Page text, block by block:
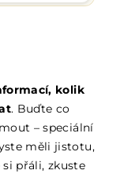
kolik
. Buďte co
– speciální
měli jistotu,
přáli, zkuste